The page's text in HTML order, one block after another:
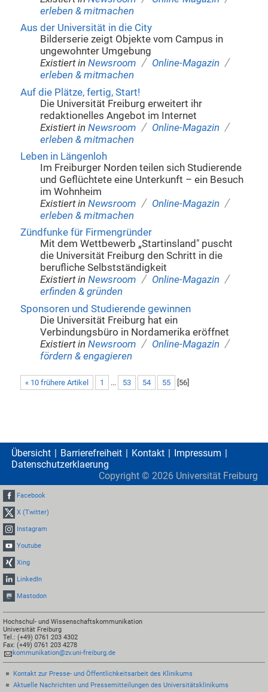
erleben & mitmachen
Aus der Universität in die City
Bilderserie zeigt Objekte vom Campus in
ungewohnter Umgebung
Existiert in Newsroom / Online-Magazin /
erleben & mitmachen
Auf die Plätze, fertig, Start!
Die Universität Freiburg erweitert ihr
redaktionelles Angebot im Internet
Existiert in Newsroom / Online-Magazin /
erleben & mitmachen
Leben in Längenloh
Im Freiburger Norden teilen sich Studierende
und Geflüchtete eine Unterkunft – ein Besuch
im Wohnheim
Existiert in Newsroom / Online-Magazin /
erleben & mitmachen
Zündfunke für Firmengründer
Mit dem Wettbewerb „Startinsland" puscht
die Universität Freiburg den Schritt in die
berufliche Selbstständigkeit
Existiert in Newsroom / Online-Magazin /
erfinden & gründen
Sponsoren und Studierende gewinnen
Die Universität Freiburg hat ein
Verbindungsbüro in Nordamerika eröffnet
Existiert in Newsroom / Online-Magazin /
fördern & engagieren
« 10 frühere Artikel 1 ... 53 54 55 56]
Übersicht Barrierefreiheit Kontakt
Impressum
Datenschutzerklaerung
Copyright © 2026 Universität Freiburg
Facebook
X (Twitter)
Instagram
Youtube
Xing
LinkedIn
Mastodon
Hochschul- und Wissenschaftskommunikation
Universität Freiburg
Tel.: (+49) 0761 203 4302
Fax: (+49) 0761 203 4278
kommunikation@zv.uni-freiburg.de
Kontakt zur Presse- und Öffentlichkeitsarbeit des Klinikums
Aktuelle Nachrichten und Pressemitteilungen des Universitätsklinikums